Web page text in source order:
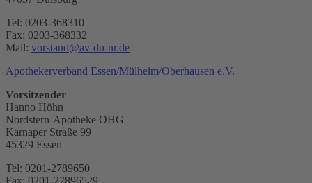
Tel: 0203-368310
Fax: 0203-368332
Mail: vorstand@av-du-nr.de
Apothekerverband Essen/Mülheim/Oberhausen e.V.
Vorsitzender
Hanno Höhn
Nordstern-Apotheke OHG
Karnaper Straße 99
45329 Essen
Tel: 0201-2789650
Fax: 0201-27896529